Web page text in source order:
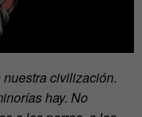
civilización.
hay. No